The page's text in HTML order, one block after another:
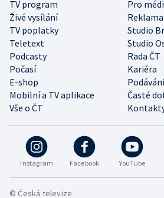
Instagram Facebook YouTube
TV program
Pro
Živé vysílání
Reklama
TV poplatky
Studio
Teletext
Studio
Podcasty
Rada ČT
Počasí
Kariéra
E-shop
Mobilní a TV aplikace
Časté
Vše o ČT
© Česká televize